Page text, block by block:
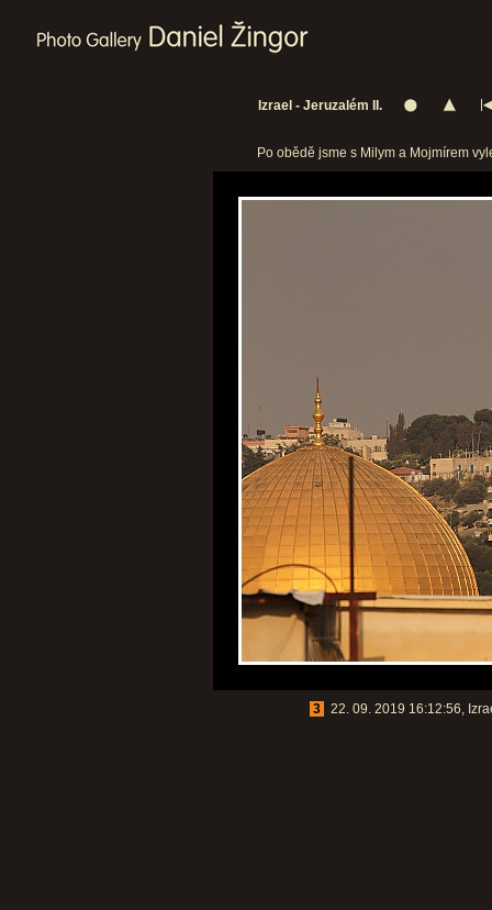
Izrael - Jeruzalém II.
Po obědě jsme s Milym a Mojmírem
3 22. 09. 2019 16:12:56,